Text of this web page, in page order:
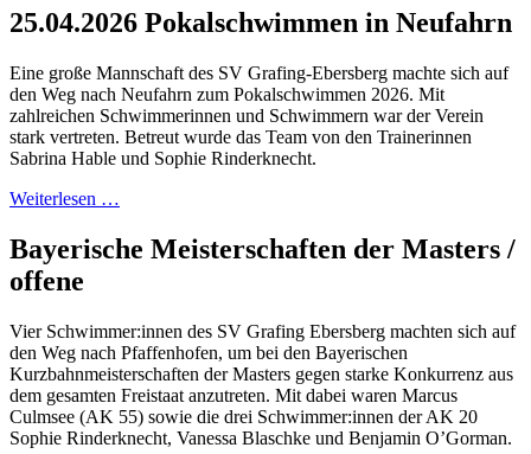
25.04.2026 Pokalschwimmen in Neufahrn
Eine große Mannschaft des SV Grafing-Ebersberg machte sich auf
den Weg nach Neufahrn zum Pokalschwimmen 2026. Mit
zahlreichen Schwimmerinnen und Schwimmern war der Verein
stark vertreten. Betreut wurde das Team von den Trainerinnen
Sabrina Hable und Sophie Rinderknecht.
Weiterlesen …
Bayerische Meisterschaften der Masters /
offene
Vier Schwimmer:innen des SV Grafing Ebersberg machten sich auf
den Weg nach Pfaffenhofen, um bei den Bayerischen
Kurzbahnmeisterschaften der Masters gegen starke Konkurrenz aus
dem gesamten Freistaat anzutreten. Mit dabei waren Marcus
Culmsee (AK 55) sowie die drei Schwimmer:innen der AK 20
Sophie Rinderknecht, Vanessa Blaschke und Benjamin O’Gorman.